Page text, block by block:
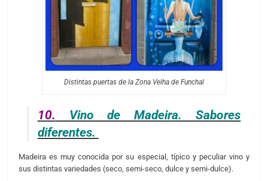
Distintas puertas de la Zona Velha de Funchal
10. Vino de Madeira. Sabores
diferentes.
Madeira es muy conocida por su especial, típico y peculiar vino y
sus distintas variedades (seco, semi-seco, dulce y semi-dulce).